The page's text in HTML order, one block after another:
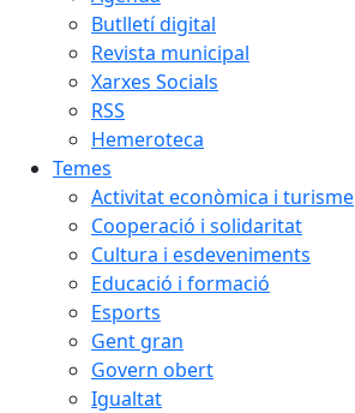
Butlletí digital
Revista municipal
Xarxes Socials
RSS
Hemeroteca
Temes
Activitat econòmica i turisme
Cooperació i solidaritat
Cultura i esdeveniments
Educació i formació
Esports
Gent gran
Govern obert
Igualtat